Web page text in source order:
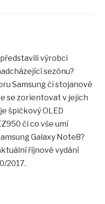
výrobci
sezónu?
Samsung či stojanové
se zorientovat v jejich
špičkový OLED
či co vše umí
Galaxy Note8?
říjnové vydání
2017.